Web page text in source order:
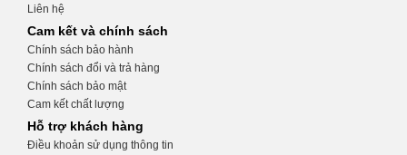
Liên hệ
Cam kết và chính sách
Chính sách bảo hành
Chính sách đổi và trả hàng
Chính sách bảo mật
Cam kết chất lượng
Hỗ trợ khách hàng
Điều khoản sử dụng thông tin